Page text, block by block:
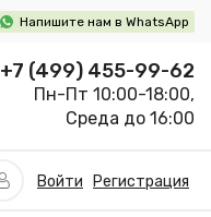
Напишите нам в WhatsApp
+7 (499) 455-99-62
Пн-Пт 10:00-18:00,
Среда до 16:00
Войти Регистрация